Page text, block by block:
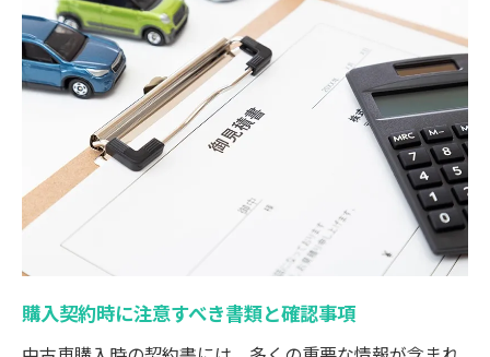
購入契約時に注意すべき書類と確認事項